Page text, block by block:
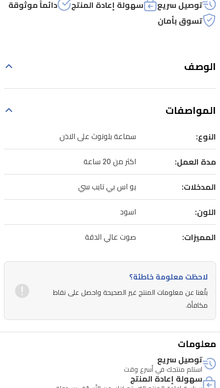
توصيل سريع سهولة إعادة المنتج
دائماً موثوقة
تسوق بأمان
الوصف
المواصفات
النوع: سماعة بلوتوث على الاذن
مدة العمل: اكثر من 20 ساعة
المدخلات: يو اس بي تايب سي
اللون: اسود
المميزات: صوت عالي الدقة
لاحظت معلومة خاطئة؟
بلّغنا عن معلومات المنتج غير الصحيحة واحصل على نقاط
مكافأة.
معلومات
توصيل سريع
استلم منتجك في أسرع وقت
سهولة إعادة المنتج